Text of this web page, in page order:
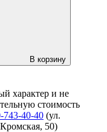
В корзину
характер и не
стоимость
743-40-40 (ул.
50)